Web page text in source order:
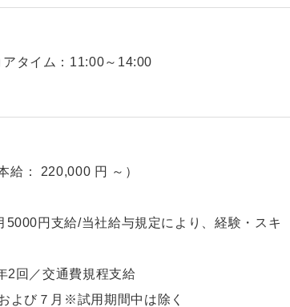
タイム：11:00～14:00
給： 220,000 円 ～）
円支給/当社給与規定により、経験・スキ
2回／交通費規程支給
よび７月※試用期間中は除く